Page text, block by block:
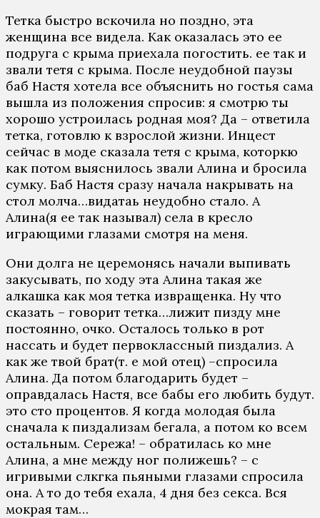
Тетка быстро вскочила но поздно, эта
женщина все видела. Как оказалась это ее
подруга с крыма приехала погостить. ее так и
звали тетя с крыма. После неудобной паузы
баб Настя хотела все объяснить но гостья сама
вышла из положения спросив: я смотрю ты
хорошо устроилась родная моя? Да – ответила
тетка, готовлю к взрослой жизни. Инцест
сейчас в моде сказала тетя с крыма, которкю
как потом выяснилось звали Алина и бросила
сумку. Баб Настя сразу начала накрывать на
стол молча…видатаь неудобно стало. А
Алина(я ее так называл) села в кресло
играющими глазами смотря на меня.
Они долга не церемонясь начали выпивать
закусывать, по ходу эта Алина такая же
алкашка как моя тетка извращенка. Ну что
сказать – говорит тетка…лижит пизду мне
постоянно, очко. Осталось только в рот
нассать и будет первоклассный пиздализ. А
как же твой брат(т. е мой отец) –спросила
Алина. Да потом благодарить будет –
оправдалась Настя, все бабы его любить будут.
это сто процентов. Я когда молодая была
сначала к пиздализам бегала, а потом ко всем
остальным. Сережа! – обратилась ко мне
Алина, а мне между ног полижешь? – с
игривыми слкгка пьяными глазами спросила
она. А то до тебя ехала, 4 дня без секса. Вся
мокрая там…